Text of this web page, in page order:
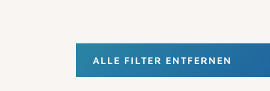
ALLE FILTER ENTFERNEN